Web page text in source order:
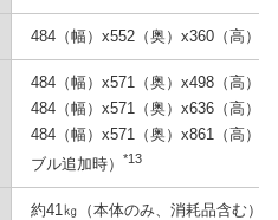
484（幅）x552（奥）x360（高）㎜
484（幅）x571（奥）x498（高）
484（幅）x571（奥）x636（高）
484（幅）x571（奥）x861（高）
ブル追加時）
*13
約41㎏（本体のみ、消耗品含む）